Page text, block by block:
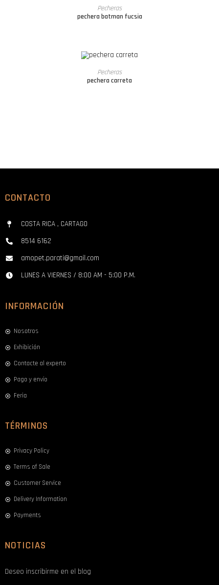
LEER MÁS
Pecheras
pechera batman fucsia
LEER MÁS
Pecheras
pechera carreta
CONTACTO
COSTA RICA , CARTAGO
8514 6162
amopet.parati@gmail.com
LUNES A VIERNES / 8:00 AM - 5:00 P.M.
INFORMACIÓN
Nosotros
Exhibición
Contacte al experto
Pago y envío
Feria
TÉRMINOS
Privacy Policy
Terms of Sale
Customer Service
Delivery Information
Payments
NOTICIAS
Deseo inscribirme en el blog